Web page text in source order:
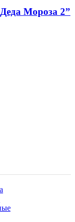
Мороза 2”